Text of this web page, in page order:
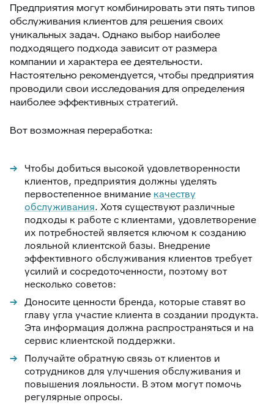
Предприятия могут комбинировать эти пять типов
обслуживания клиентов для решения своих
уникальных задач. Однако выбор наиболее
подходящего подхода зависит от размера
компании и характера ее деятельности.
Настоятельно рекомендуется, чтобы предприятия
проводили свои исследования для определения
наиболее эффективных стратегий.
Вот возможная переработка:
Чтобы добиться высокой удовлетворенности
клиентов, предприятия должны уделять
первостепенное внимание качеству
обслуживания. Хотя существуют различные
подходы к работе с клиентами, удовлетворение
их потребностей является ключом к созданию
лояльной клиентской базы. Внедрение
эффективного обслуживания клиентов требует
усилий и сосредоточенности, поэтому вот
несколько советов:
Доносите ценности бренда, которые ставят во
главу угла участие клиента в создании продукта.
Эта информация должна распространяться и на
сервис клиентской поддержки.
Получайте обратную связь от клиентов и
сотрудников для улучшения обслуживания и
повышения лояльности. В этом могут помочь
регулярные опросы.